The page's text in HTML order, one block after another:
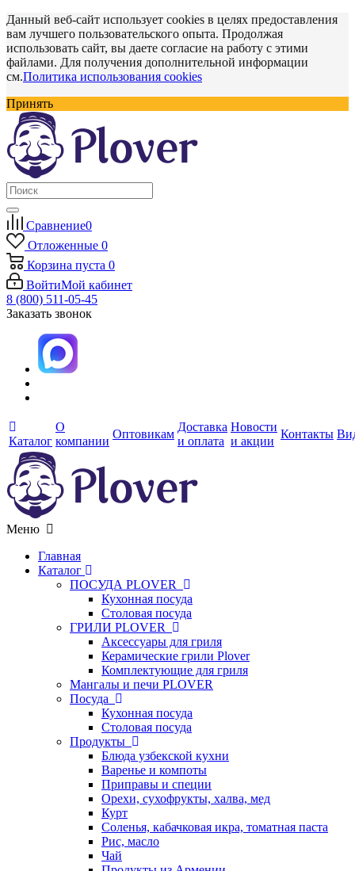
Данный веб-сайт использует cookies в целях предоставления
вам лучшего пользовательского опыта. Продолжая
использовать сайт, вы даете согласие на работу с этими
файлами. Для получения дополнительной информации
см.Политика использования cookies
Принять
Сравнение0
Отложенные 0
Корзина пуста 0
ВойтиМой кабинет
8 (800) 511-05-45
Заказать звонок
Каталог
О
компании
Оптовикам
Доставка
и оплата
Новости
и акции
Контакты
Меню
Главная
Каталог
ПОСУДА PLOVER
Кухонная посуда
Столовая посуда
ГРИЛИ PLOVER
Аксессуары для гриля
Керамические грили Plover
Комплектующие для гриля
Мангалы и печи PLOVER
Посуда
Кухонная посуда
Столовая посуда
Продукты
Блюда узбекской кухни
Варенье и компоты
Приправы и специи
Орехи, сухофрукты, халва, мед
Курт
Соленья, кабачковая икра, томатная паста
Рис, масло
Чай